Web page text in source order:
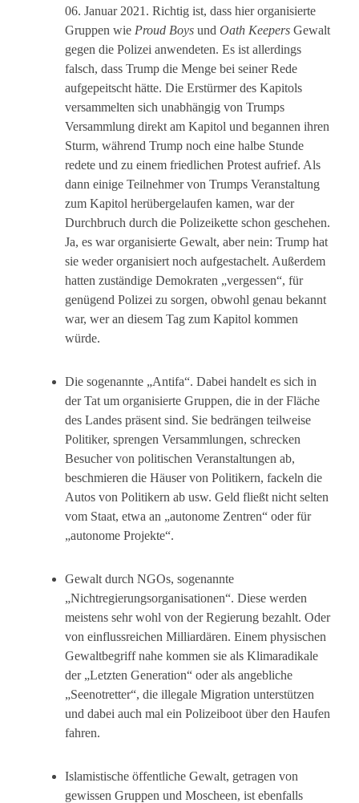
06. Januar 2021. Richtig ist, dass hier organisierte
Gruppen wieProud Boys undOath Keepers Gewalt
gegen die Polizei anwendeten. Es ist allerdings
falsch, dass Trump die Menge bei seiner Rede
aufgepeitscht hätte. Die Erstürmer des Kapitols
versammelten sich unabhängig von Trumps
Versammlung direkt am Kapitol und begannen ihren
Sturm, während Trump noch eine halbe Stunde
redete und zu einem friedlichen Protest aufrief. Als
dann einige Teilnehmer von Trumps Veranstaltung
zum Kapitol herübergelaufen kamen, war der
Durchbruch durch die Polizeikette schon geschehen.
Ja, es war organisierte Gewalt, aber nein: Trump hat
sie weder organisiert noch aufgestachelt. Außerdem
hatten zuständige Demokraten „vergessen“, für
genügend Polizei zu sorgen, obwohl genau bekannt
war, wer an diesem Tag zum Kapitol kommen
würde.
Die sogenannte „Antifa“. Dabei handelt es sich in
der Tat um organisierte Gruppen, die in der Fläche
des Landes präsent sind. Sie bedrängen teilweise
Politiker, sprengen Versammlungen, schrecken
Besucher von politischen Veranstaltungen ab,
beschmieren die Häuser von Politikern, fackeln die
Autos von Politikern ab usw. Geld fließt nicht selten
vom Staat, etwa an „autonome Zentren“ oder für
„autonome Projekte“.
Gewalt durch NGOs, sogenannte
„Nichtregierungsorganisationen“. Diese werden
meistens sehr wohl von der Regierung bezahlt. Oder
von einflussreichen Milliardären. Einem physischen
Gewaltbegriff nahe kommen sie als Klimaradikale
der „Letzten Generation“ oder als angebliche
„Seenotretter“, die illegale Migration unterstützen
und dabei auch mal ein Polizeiboot über den Haufen
fahren.
Islamistische öffentliche Gewalt, getragen von
gewissen Gruppen und Moscheen, ist ebenfalls